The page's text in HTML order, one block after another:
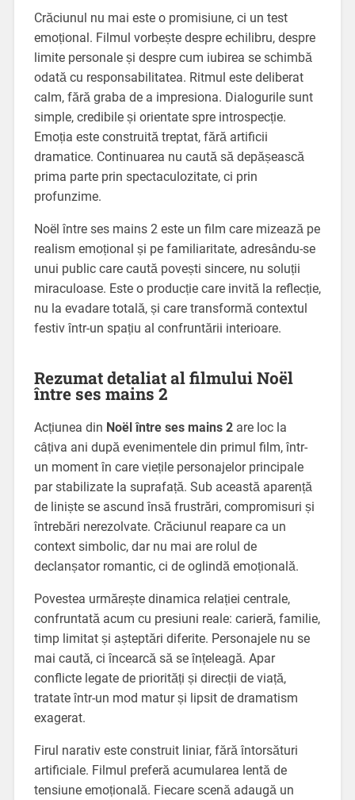
Crăciunul nu mai este o promisiune, ci un test
emoțional. Filmul vorbește despre echilibru, despre
limite personale și despre cum iubirea se schimbă
odată cu responsabilitatea. Ritmul este deliberat
calm, fără graba de a impresiona. Dialogurile sunt
simple, credibile și orientate spre introspecție.
Emoția este construită treptat, fără artificii
dramatice. Continuarea nu caută să depășească
prima parte prin spectaculozitate, ci prin
profunzime.
Noël între ses mains 2 este un film care mizează pe
realism emoțional și pe familiaritate, adresându-se
unui public care caută povești sincere, nu soluții
miraculoase. Este o producție care invită la reflecție,
nu la evadare totală, și care transformă contextul
festiv într-un spațiu al confruntării interioare.
Rezumat detaliat al filmului Noël
între ses mains 2
Acțiunea din Noël între ses mains 2are loc la
câțiva ani după evenimentele din primul film, într-
un moment în care viețile personajelor principale
par stabilizate la suprafață. Sub această aparență
de liniște se ascund însă frustrări, compromisuri și
întrebări nerezolvate. Crăciunul reapare ca un
context simbolic, dar nu mai are rolul de
declanșator romantic, ci de oglindă emoțională.
Povestea urmărește dinamica relației centrale,
confruntată acum cu presiuni reale: carieră, familie,
timp limitat și așteptări diferite. Personajele nu se
mai caută, ci încearcă să se înțeleagă. Apar
conflicte legate de priorități și direcții de viață,
tratate într-un mod matur și lipsit de dramatism
exagerat.
Firul narativ este construit liniar, fără întorsături
artificiale. Filmul preferă acumularea lentă de
tensiune emoțională. Fiecare scenă adaugă un